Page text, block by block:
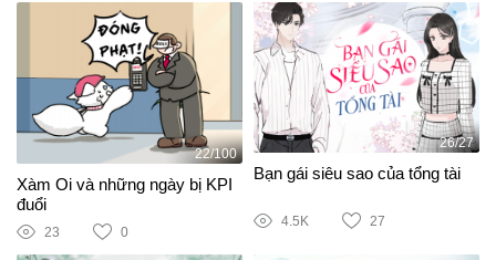
22/100
Xàm Oi và những ngày bị KPI
đuổi
23 0
26/27
Bạn gái siêu sao của tổng tài
4.5K 27